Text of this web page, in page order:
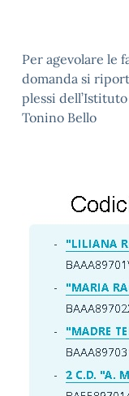
Per agevolare le
domanda si
plessi
Tonino Bello